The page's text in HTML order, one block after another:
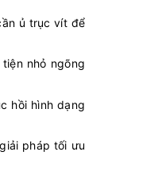
ủ trục vít để
nhỏ ngõng
hồi hình dạng
pháp tối ưu